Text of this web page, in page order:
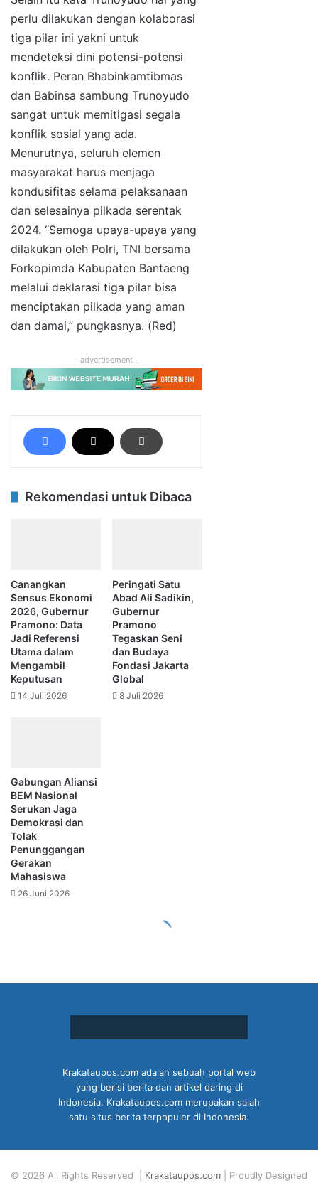
Krakataupos.com adalah sebuah portal web
yang berisi berita dan artikel daring di
Indonesia. Krakataupos.com merupakan salah
satu situs berita terpopuler di Indonesia.
© 2026 All Rights Reserved | Krakataupos.com | Proudly Designed